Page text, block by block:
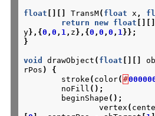
float TransM( float x ,
return
new float
y},{0 ,0 , 1, z },{0 ,0 ,0 , 1}};
}
void drawObject ( float
rPos )
{
stroke ( color( #
noFill ();
beginShape ();
vertex (